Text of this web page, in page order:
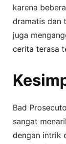
karena
dramatis dan
juga
cerita terasa
Bad
sangat
dengan intrik